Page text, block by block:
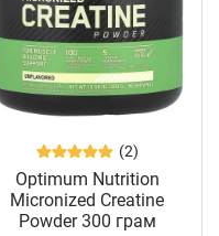
(2)
Optimum Nutrition
Micronized Creatine
Powder 300 грам